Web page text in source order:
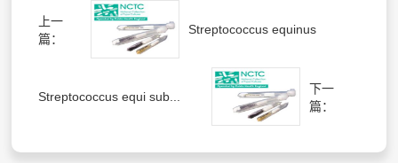
上一
篇：
Streptococcus equinus
Streptococcus equi sub...
下一
篇：